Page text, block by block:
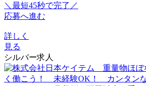
＼最短45秒で完了／
応募へ進む
詳しく
見る
シルバー求人